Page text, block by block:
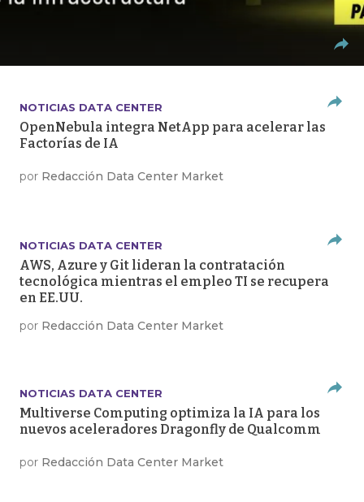
NOTICIAS DATA CENTER
OpenNebula integra NetApp para acelerar las
Factorías de IA
por Redacción Data Center Market
NOTICIAS DATA CENTER
AWS, Azure y Git lideran la contratación
tecnológica mientras el empleo TI se recupera
en EE.UU.
por Redacción Data Center Market
NOTICIAS DATA CENTER
Multiverse Computing optimiza la IA para los
nuevos aceleradores Dragonfly de Qualcomm
por Redacción Data Center Market